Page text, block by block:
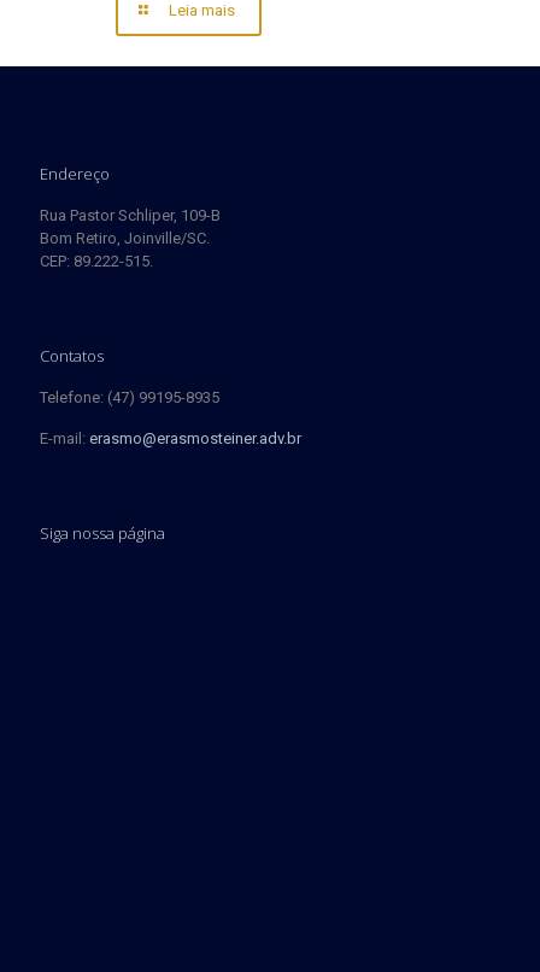
Leia mais
Endereço
Rua Pastor Schliper, 109-B
Bom Retiro, Joinville/SC.
CEP: 89.222-515.
Contatos
Telefone: (47) 99195-8935
E-mail: erasmo@erasmosteiner.adv.br
Siga nossa página